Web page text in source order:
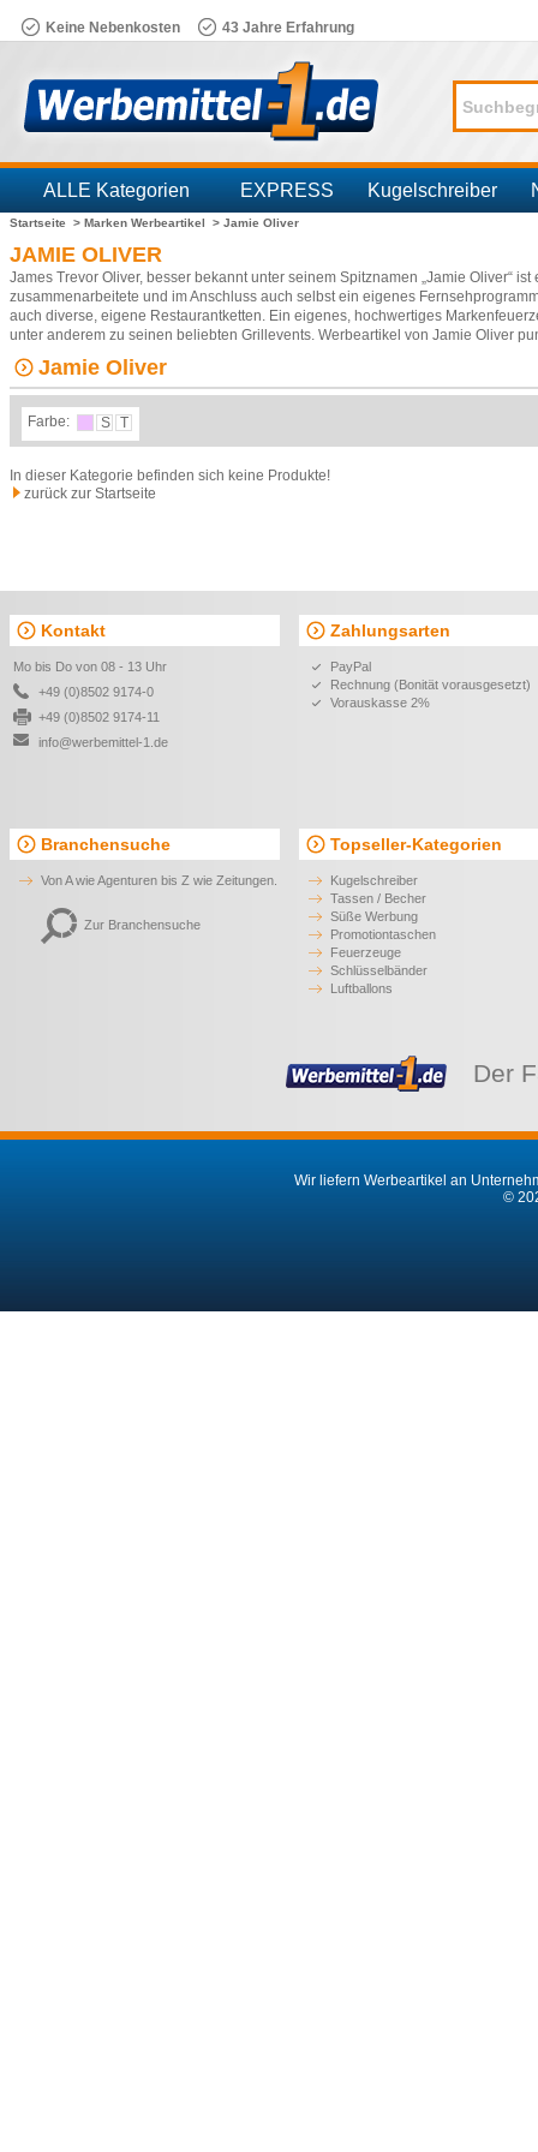
Keine Nebenkosten 43 Jahre Erfahrung
ALLE Kategorien EXPRESS Kugelschreiber
Startseite > Marken Werbeartikel > Jamie Oliver
JAMIE OLIVER
James Trevor Oliver, besser bekannt unter seinem Spitznamen „Jamie Oliver“
zusammenarbeitete und im Anschluss auch selbst ein eigenes
auch diverse, eigene Restaurantketten. Ein eigenes, hochwertiges
unter anderem zu seinen beliebten Grillevents. Werbeartikel von Jamie Oliver
Jamie Oliver
Farbe: S T
In dieser Kategorie befinden sich keine Produkte!
zurück zur Startseite
Kontakt
Mo bis Do von 08 - 13 Uhr
+49 (0)8502 9174-0
+49 (0)8502 9174-11
info@werbemittel-1.de
Zahlungsarten
PayPal
Rechnung (Bonität vorausgesetzt)
Vorauskasse 2%
Branchensuche
Von A wie Agenturen bis Z wie Zeitungen.
Zur Branchensuche
Topseller-Kategorien
Kugelschreiber
Tassen / Becher
Süße Werbung
Promotiontaschen
Feuerzeuge
Schlüsselbänder
Luftballons
Der
Wir liefern Werbeartikel an
©